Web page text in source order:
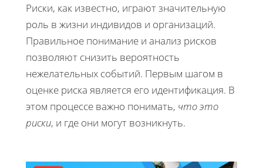
Риски, как известно, играют значительную
роль в жизни индивидов и организаций.
Правильное понимание и анализ рисков
позволяют снизить вероятность
нежелательных событий. Первым шагом в
оценке риска является его идентификация. В
этом процессе важно понимать, что это
риски, и где они могут возникнуть.